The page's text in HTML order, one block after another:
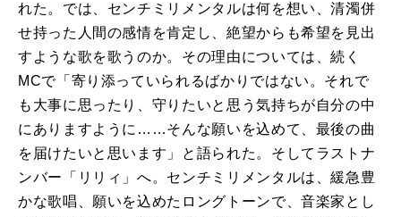
れた。では、センチミリメンタルは何を想い、清濁併
せ持った人間の感情を肯定し、絶望からも希望を見出
すような歌を歌うのか。その理由については、続く
MCで「寄り添っていられるばかりではない。それで
も大事に思ったり、守りたいと思う気持ちが自分の中
にありますように……そんな願いを込めて、最後の曲
を届けたいと思います」と語られた。そしてラストナ
ンバー「リリィ」へ。センチミリメンタルは、緩急豊
かな歌唱、願いを込めたロングトーンで、音楽家とし